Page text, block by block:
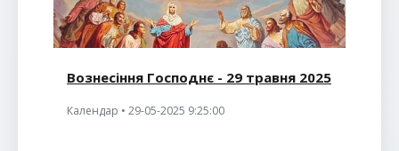
Вознесіння Господнє - 29 травня 2025
Календар • 29-05-2025 9:25:00